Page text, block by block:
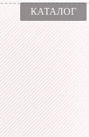
КАТАЛОГ